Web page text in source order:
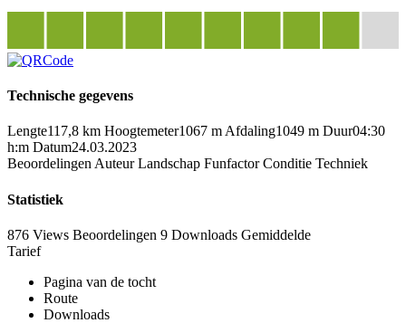
Technische gegevens
Lengte117,8 km Hoogtemeter1067 m Afdaling1049 m Duur04:30
h:m Datum24.03.2023
Beoordelingen Auteur Landschap Funfactor Conditie Techniek
Statistiek
876 Views Beoordelingen 9 Downloads Gemiddelde
Tarief
Pagina van de tocht
Route
Downloads